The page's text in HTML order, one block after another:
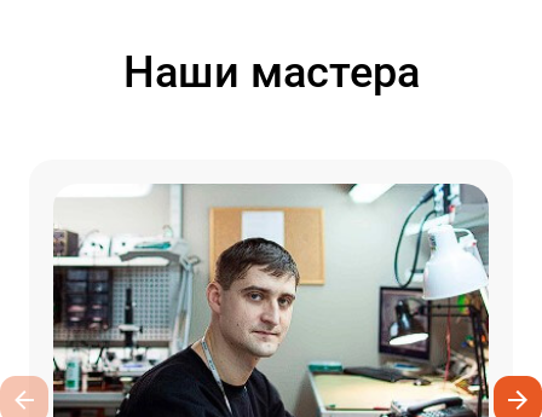
Наши мастера